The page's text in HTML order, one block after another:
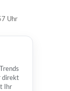
Uhr
direkt
Ihr